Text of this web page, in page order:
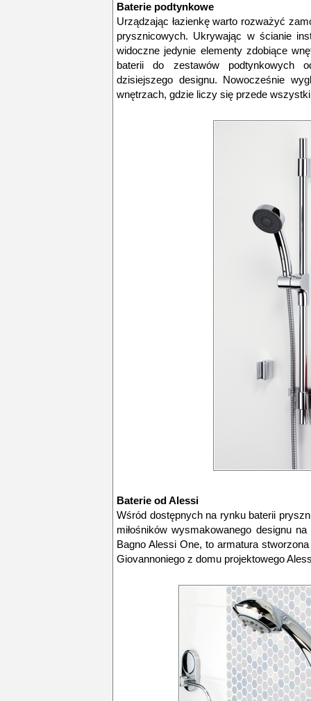
Baterie podtynkowe
Urządzając łazienkę warto rozważyć
prysznicowych. Ukrywając w ścianie
widoczne jedynie elementy zdobiące
baterii do zestawów podtynkowych
dzisiejszego designu. Nowocześnie
wnętrzach, gdzie liczy się przede
Baterie od Alessi
Wśród dostępnych na rynku baterii
miłośników wysmakowanego designu
Bagno Alessi One, to armatura
Giovannoniego z domu projektowego